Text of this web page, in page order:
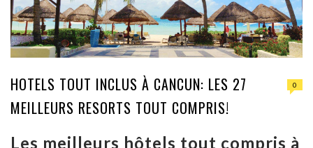
HOTELS TOUT INCLUS À CANCUN: LES 27
MEILLEURS RESORTS TOUT COMPRIS!
0
Les meilleurs hôtels tout compris à